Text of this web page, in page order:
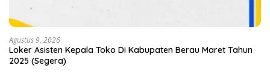
Agustus 9, 2026
Loker Asisten Kepala Toko Di Kabupaten Berau Maret Tahun
2025 (Segera)